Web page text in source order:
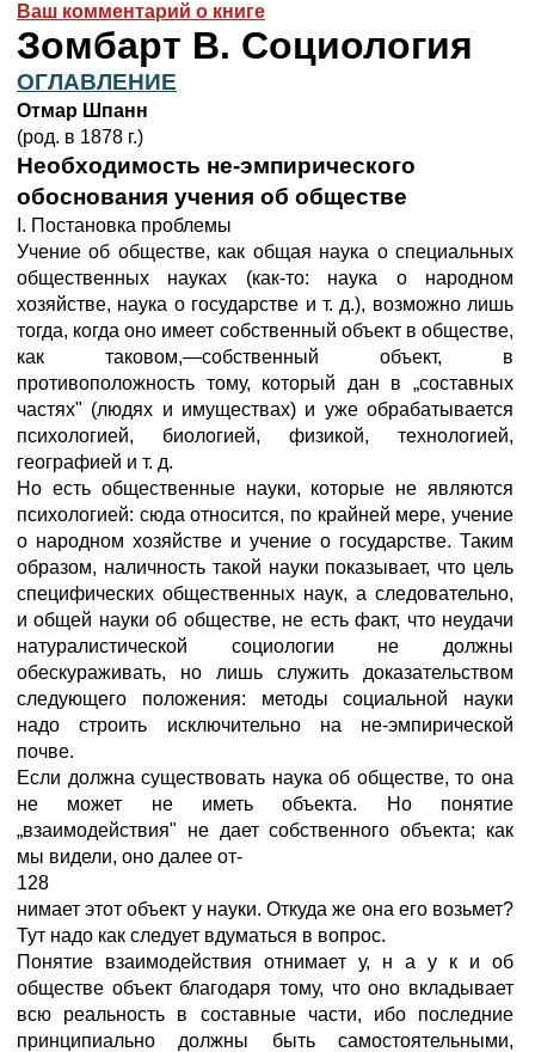
Ваш комментарий о книге
Зомбарт В. Социология
ОГЛАВЛЕНИЕ
Отмар Шпанн
(род. в 1878 г.)
Необходимость не-эмпирического
обоснования учения об обществе
I. Постановка проблемы
Учение об обществе, как общая наука о специальных
общественных науках (как-то: наука о народном
хозяйстве, наука о государстве и т. д.), возможно лишь
тогда, когда оно имеет собственный объект в обществе,
как таковом,—собственный объект, в
противоположность тому, который дан в „составных
частях" (людях и имуществах) и уже обрабатывается
психологией, биологией, физикой, технологией,
географией и т. д.
Но есть общественные науки, которые не являются
психологией: сюда относится, по крайней мере, учение
о народном хозяйстве и учение о государстве. Таким
образом, наличность такой науки показывает, что цель
специфических общественных наук, а следовательно,
и общей науки об обществе, не есть факт, что неудачи
натуралистической социологии не должны
обескураживать, но лишь служить доказательством
следующего положения: методы социальной науки
надо строить исключительно на не-эмпирической
почве.
Если должна существовать наука об обществе, то она
не может не иметь объекта. Но понятие
„взаимодействия" не дает собственного объекта; как
мы видели, оно далее от-
128
нимает этот объект у науки. Откуда же она его возьмет?
Тут надо как следует вдуматься в вопрос.
Понятие взаимодействия отнимает у, н а у к и об
обществе объект благодаря тому, что оно вкладывает
всю реальность в составные части, ибо последние
принципиально должны быть самостоятельными,